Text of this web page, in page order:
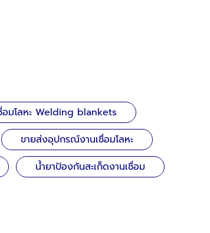
อมโลหะ Welding blankets
ขายส่งอุปกรณ์งานเชื่อมโลหะ
น้ำยาป้องกันสะเก็ดงานเชื่อม